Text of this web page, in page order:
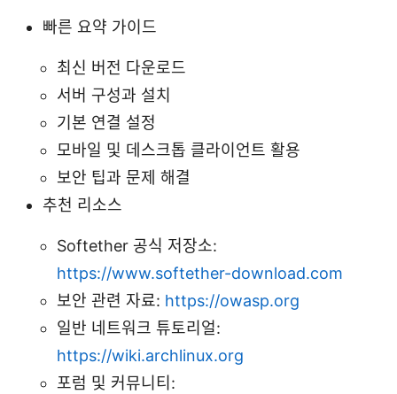
빠른 요약 가이드
최신 버전 다운로드
서버 구성과 설치
기본 연결 설정
모바일 및 데스크톱 클라이언트 활용
보안 팁과 문제 해결
추천 리소스
Softether 공식 저장소:
https://www.softether-download.com
보안 관련 자료: https://owasp.org
일반 네트워크 튜토리얼:
https://wiki.archlinux.org
포럼 및 커뮤니티: